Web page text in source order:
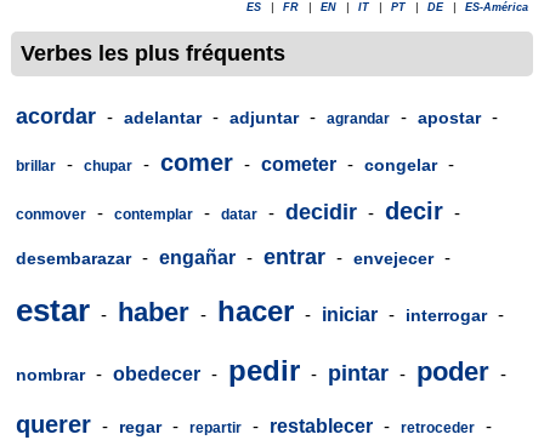
ES FR EN IT PT DE ES-América
Verbes les plus fréquents
acordar - adelantar - adjuntar - agrandar - apostar -
brillar - chupar - comer - cometer - congelar -
conmover - contemplar - datar - decidir - decir -
desembarazar - engañar - entrar - envejecer -
estar - haber - hacer - iniciar - interrogar -
nombrar - obedecer - pedir - pintar - poder -
querer - regar - repartir - restablecer - retroceder -